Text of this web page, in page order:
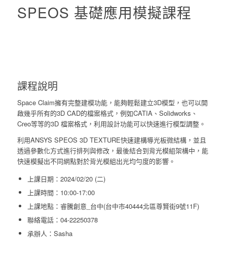
SPEOS 基礎應用模擬課程
課程說明
Space Claim擁有完整建模功能，能夠輕鬆建立3D模型，也可以開
啟幾乎所有的3D CAD的檔案格式，例如CATIA、Solidworks、
Creo等等的3D 檔案格式，利用設計功能可以快速進行模型調整。
利用ANSYS SPEOS 3D TEXTURE快速建構導光板微結構，並且
透過參數化方式進行排列與修改，最後結合到背光模組架構中，能
快速模擬出不同網點對於背光模組出光均勻度的影響。
上課日期：2024/02/20 (二)
上課時間：10:00-17:00
上課地點：睿騰創意_台中(台中市40444北區尊賢街9號11F)
聯絡電話：04-22250378
承辦人：Sasha